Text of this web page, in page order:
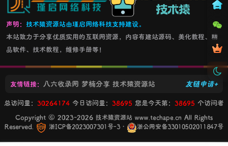
声明： 技术猿资源站由瑾启网络科技支持建设。
本站致力于分享优质实用的互联网资源，内容有建站源码、美化教程、精
品软件、技术教程，维修手册等！
友链申请+
友情链接： 八六收录网 梦楠分享 技术猿资源站
总访问量： 30264174 今日访问量： 38695 您是今天第： 38695 个访问者
Copyright © 2023-2026 技术猿资源站 www.techape.cn All Rights
Reserved.
浙ICP备2023007301号-3 ・ 浙公网安备33010502011847号